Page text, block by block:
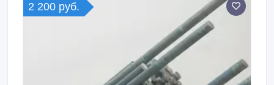
2 200 руб.